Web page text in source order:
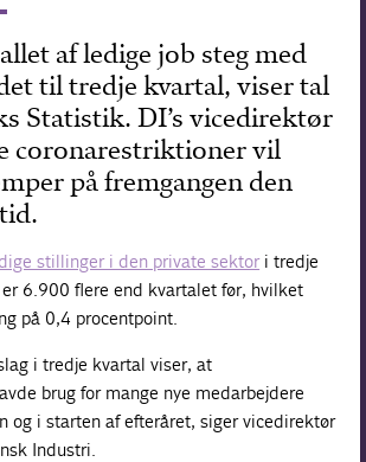
af ledige job steg med
til tredje kvartal, viser tal
Statistik. DI’s vicedirektør
coronarestriktioner vil
på fremgangen den
stillinger i den private sektori tredje
6.900 flere end kvartalet før, hvilket
på 0,4 procentpoint.
i tredje kvartal viser, at
brug for mange nye medarbejdere
og i starten af efteråret, siger vicedirektør
Industri.